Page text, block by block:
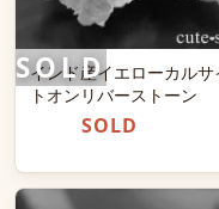
インド産イエローカルサ
トオンリバーストーン